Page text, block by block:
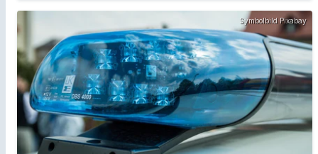
Symbolbild Pixabay